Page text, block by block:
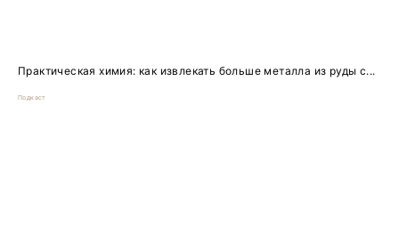
Практическая химия: как извлекать больше металла из руды с...
Подкаст